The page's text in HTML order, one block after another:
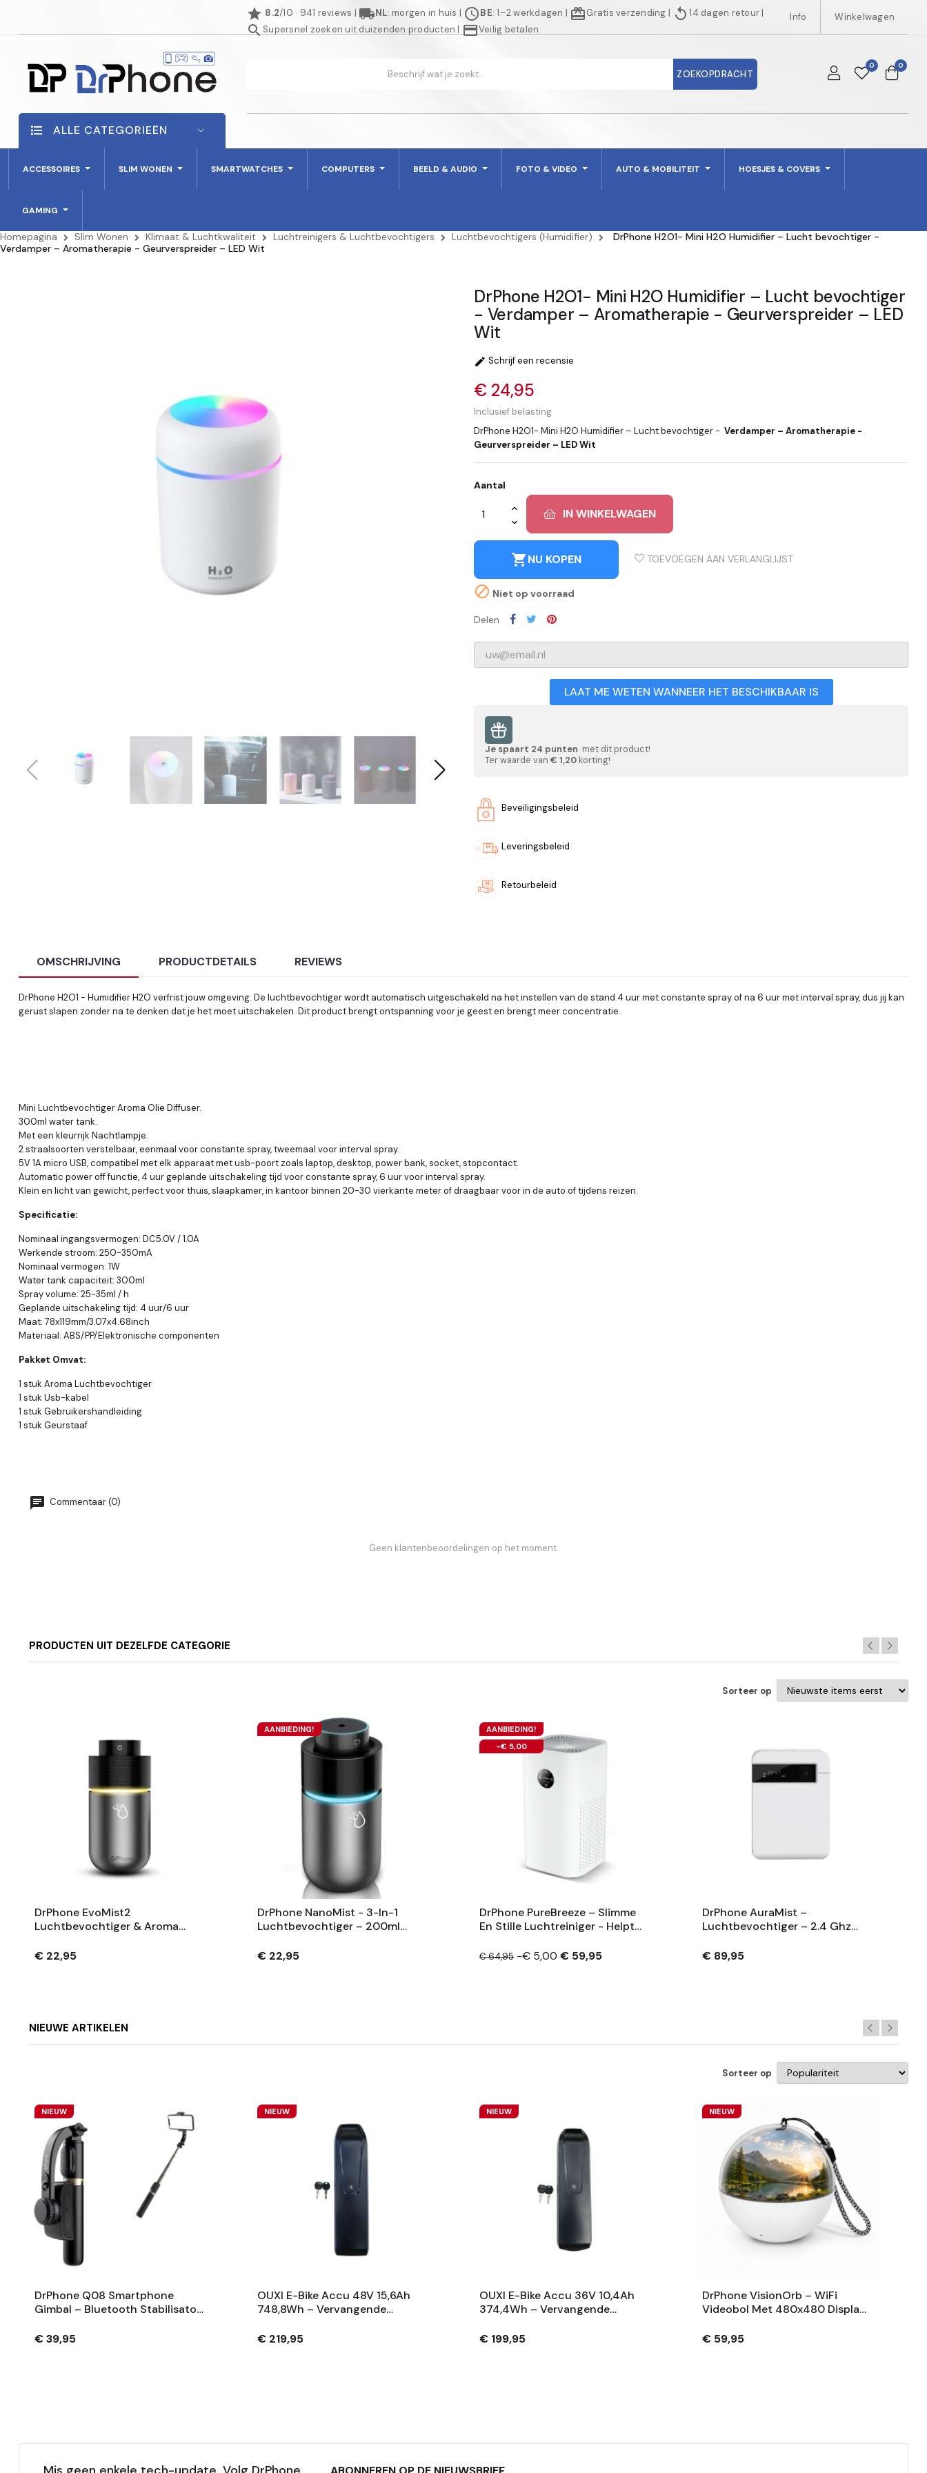
star 8.2/10 · 941 reviews | local_shippingNL: morgen in huis | scheduleBE: 1–2 werkdagen | redeemGratis verzending | replay14 dagen retour |
searchSupersnel zoeken uit duizenden producten | credit_cardVeilig betalen
Info Winkelwagen
ZOEKOPDRACHT
0 0
ALLE CATEGORIEËN
ACCESSOIRES SLIM WONEN SMARTWATCHES COMPUTERS BEELD & AUDIO FOTO & VIDEO AUTO & MOBILITEIT HOESJES & COVERS
GAMING
Homepagina Slim Wonen Klimaat & Luchtkwaliteit Luchtreinigers & Luchtbevochtigers Luchtbevochtigers (Humidifier)
DrPhone H2O1- Mini H2O Humidifier – Lucht bevochtiger -
Verdamper – Aromatherapie - Geurverspreider – LED Wit
DrPhone H2O1- Mini H2O Humidifier – Lucht bevochtiger
- Verdamper – Aromatherapie - Geurverspreider – LED
Wit
 Schrijf een recensie
€ 24,95
Inclusief belasting
DrPhone H2O1- Mini H2O Humidifier – Lucht bevochtiger - Verdamper – Aromatherapie -
Geurverspreider – LED Wit
Aantal
IN WINKELWAGEN
shopping_cartNU KOPEN TOEVOEGEN AAN VERLANGLIJST
 Niet op voorraad
Delen
LAAT ME WETEN WANNEER HET BESCHIKBAAR IS
Je spaart 24 punten met dit product!
Ter waarde van € 1,20 korting!
Beveiligingsbeleid
Leveringsbeleid
Retourbeleid
OMSCHRIJVING PRODUCTDETAILS REVIEWS
DrPhone H2O1 - Humidifier H2O verfrist jouw omgeving. De luchtbevochtiger wordt automatisch uitgeschakeld na het instellen van de stand 4 uur met constante spray of na 6 uur met interval spray, dus jij kan
gerust slapen zonder na te denken dat je het moet uitschakelen. Dit product brengt ontspanning voor je geest en brengt meer concentratie.
Mini Luchtbevochtiger Aroma Olie Diffuser.
300ml water tank.
Met een kleurrijk Nachtlampje.
2 straalsoorten verstelbaar, eenmaal voor constante spray, tweemaal voor interval spray.
5V 1A micro USB, compatibel met elk apparaat met usb-poort zoals laptop, desktop, power bank, socket, stopcontact.
Automatic power off functie, 4 uur geplande uitschakeling tijd voor constante spray, 6 uur voor interval spray.
Klein en licht van gewicht, perfect voor thuis, slaapkamer, in kantoor binnen 20-30 vierkante meter of draagbaar voor in de auto of tijdens reizen.
Specificatie:
Nominaal ingangsvermogen: DC5.0V / 1.0A
Werkende stroom: 250-350mA
Nominaal vermogen: 1W
Water tank capaciteit: 300ml
Spray volume: 25-35ml / h
Geplande uitschakeling tijd: 4 uur/6 uur
Maat: 78x119mm/3.07x4.68inch
Materiaal: ABS/PP/Elektronische componenten
Pakket Omvat:
1 stuk Aroma Luchtbevochtiger
1 stuk Usb-kabel
1 stuk Gebruikershandleiding
1 stuk Geurstaaf
Commentaar (0)
Geen klantenbeoordelingen op het moment.
PRODUCTEN UIT DEZELFDE CATEGORIE
Sorteer op
DrPhone EvoMist2
Luchtbevochtiger & Aroma
Verneveling – Stille Werking
€ 22,95
AANBIEDING!
DrPhone NanoMist - 3-In-1
Luchtbevochtiger – 200ml
– LED Verlichting – BPA-Vrij
€ 22,95
AANBIEDING!
-€ 5,00
DrPhone PureBreeze – Slimme
En Stille Luchtreiniger - Helpt
Allergie - Air Purifier - 180 M3
€ 64,95 -€ 5,00 € 59,95
DrPhone AuraMist –
Luchtbevochtiger – 2.4 Ghz
App – Timingfunctie –
€ 89,95
NIEUWE ARTIKELEN
Sorteer op
NIEUW
DrPhone Q08 Smartphone
Gimbal – Bluetooth Stabilisator
Zwart
€ 39,95
NIEUW
OUXI E-Bike Accu 48V 15,6Ah
748,8Wh – Vervangende
Sleutels – Zwart
€ 219,95
NIEUW
OUXI E-Bike Accu 36V 10,4Ah
374,4Wh – Vervangende
Sleutels – Zwart
€ 199,95
NIEUW
DrPhone VisionOrb – WiFi
Videobol Met 480x480 Display
– USB-C – Wit
€ 59,95